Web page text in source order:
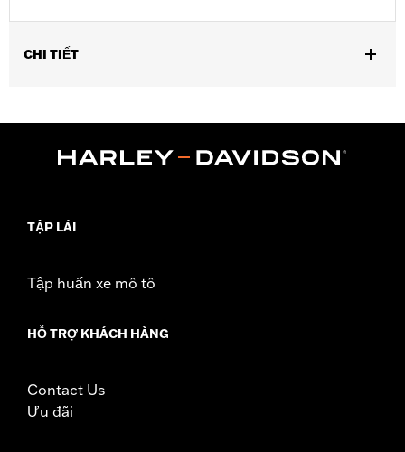
CHI TIẾT
Installation Instructions
In the Box:
WARRANTY:
TẬP LÁI
Tập huấn xe mô tô
HỖ TRỢ KHÁCH HÀNG
Contact Us
Ưu đãi